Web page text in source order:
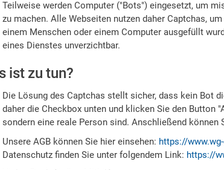
Teilweise werden Computer ("Bots") eingesetzt, um
zu machen. Alle Webseiten nutzen daher Captchas,
einem Menschen oder einem Computer ausgefüllt
eines Dienstes unverzichtbar.
ist zu tun?
Die Lösung des Captchas stellt sicher, dass kein Bot
daher die Checkbox unten und klicken Sie den Button
sondern eine reale Person sind. Anschließend können
Unsere AGB können Sie hier einsehen: https://
Datenschutz finden Sie unter folgendem Link: https://